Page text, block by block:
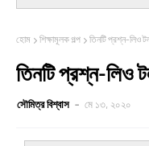
হোম শিক্ষামূলক গল্প তিনটি প্রশ্ন-লিও
তিনটি প্রশ্ন-লিও
সৌমিত্র বিশ্বাস মে ১৩, ২০২০